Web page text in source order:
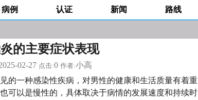
病例 认证 新闻 路线
的主要症状表现
02-27 点击:0 作者:小高
的一种感染性疾病，对男性的健康和生活质量有着重
可以是慢性的，具体取决于病情的发展速度和持续时